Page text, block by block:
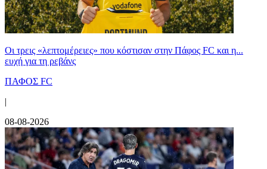
Οι τρεις «λεπτομέρειες» που κόστισαν στην Πάφος FC και η...
ευχή για τη ρεβάνς
ΠΑΦΟΣ FC
|
08-08-2026